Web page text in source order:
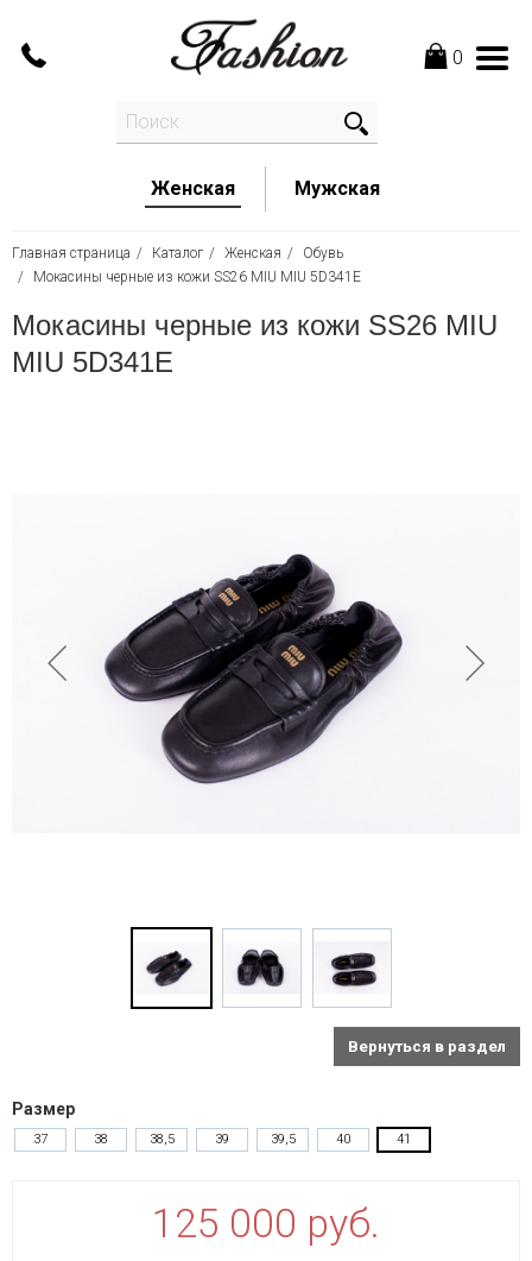
Женская Мужская
0
Главная страница Каталог Женская
Обувь
Мокасины черные из кожи SS26 MIU MIU 5D341E
Мокасины черные из кожи SS26 MIU
MIU 5D341E
Вернуться в раздел
Размер
37 38 38,5 39 39,5 40 41
125 000 руб.